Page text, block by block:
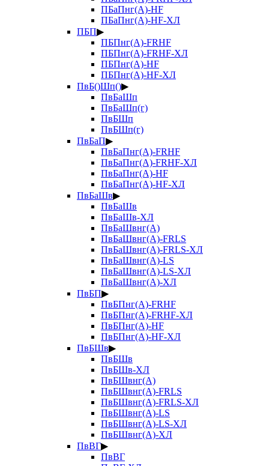
ПБаПнг(А)-HF
ПБаПнг(А)-HF-ХЛ
ПБП▶
ПБПнг(А)-FRHF
ПБПнг(А)-FRHF-ХЛ
ПБПнг(А)-HF
ПБПнг(А)-HF-ХЛ
ПвБ()Шп()▶
ПвБаШп
ПвБаШп(г)
ПвБШп
ПвБШп(г)
ПвБаП▶
ПвБаПнг(А)-FRHF
ПвБаПнг(А)-FRHF-ХЛ
ПвБаПнг(А)-HF
ПвБаПнг(А)-HF-ХЛ
ПвБаШв▶
ПвБаШв
ПвБаШв-ХЛ
ПвБаШвнг(А)
ПвБаШвнг(А)-FRLS
ПвБаШвнг(А)-FRLS-ХЛ
ПвБаШвнг(А)-LS
ПвБаШвнг(А)-LS-ХЛ
ПвБаШвнг(А)-ХЛ
ПвБП▶
ПвБПнг(А)-FRHF
ПвБПнг(А)-FRHF-ХЛ
ПвБПнг(А)-HF
ПвБПнг(А)-HF-ХЛ
ПвБШв▶
ПвБШв
ПвБШв-ХЛ
ПвБШвнг(А)
ПвБШвнг(А)-FRLS
ПвБШвнг(А)-FRLS-ХЛ
ПвБШвнг(А)-LS
ПвБШвнг(А)-LS-ХЛ
ПвБШвнг(А)-ХЛ
ПвВГ▶
ПвВГ